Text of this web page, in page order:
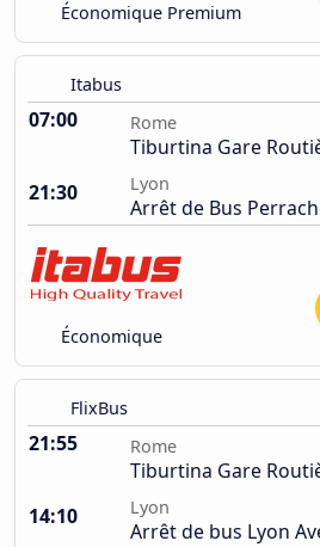
Économique Premium
Itabus
07:00 Rome
Tiburtina Gare
21:30
Lyon
Arrêt de Bus
Économique
FlixBus
21:55 Rome
Tiburtina Gare
14:10
Lyon
Arrêt de bus Lyon